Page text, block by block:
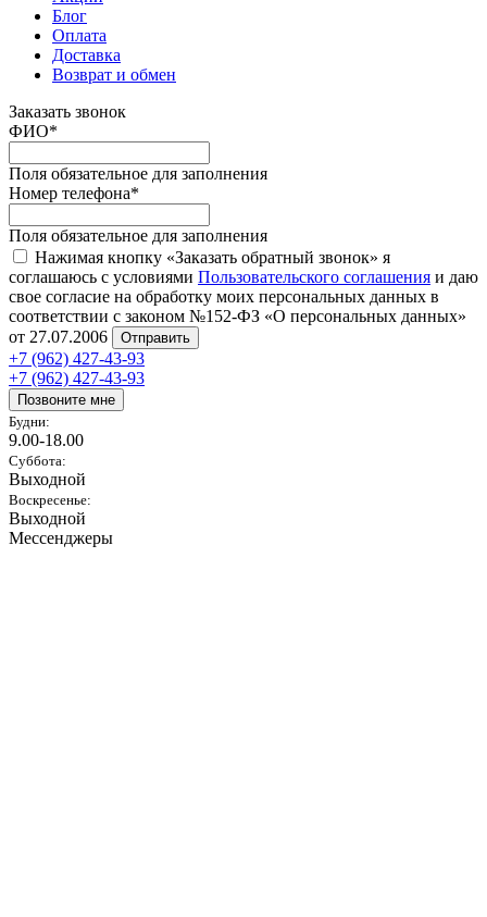
Блог
Оплата
Доставка
Возврат и обмен
Заказать звонок
ФИО*
Поля обязательное для заполнения
Номер телефона*
Поля обязательное для заполнения
Нажимая кнопку «Заказать обратный звонок» я
соглашаюсь с условиями Пользовательского соглашения и даю
свое согласие на обработку моих персональных данных в
соответствии с законом №152-ФЗ «О персональных данных»
от 27.07.2006
Отправить
+7 (962) 427-43-93
+7 (962) 427-43-93
Позвоните мне
Будни:
9.00-18.00
Суббота:
Выходной
Воскресенье:
Выходной
Мессенджеры